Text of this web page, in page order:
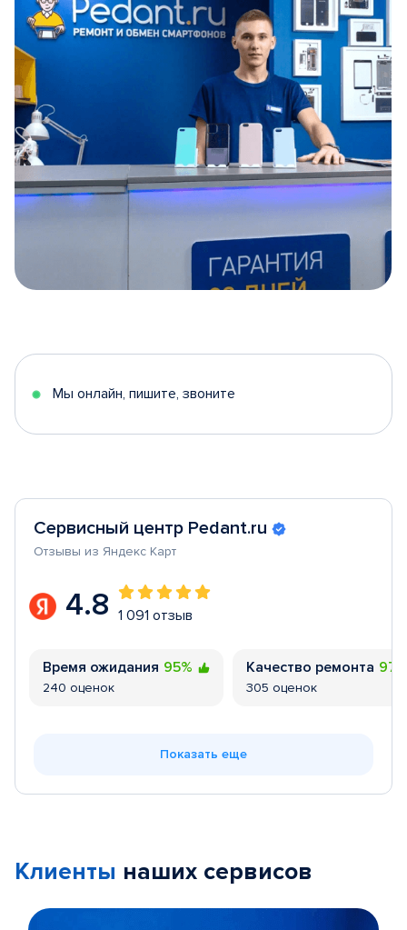
5
Мы онлайн, пишите, звоните
Сервисный центр Pedant.ru
Отзывы из Яндекс Карт
4.8 1 091 отзыв
Время ожидания 95%
240 оценок
Качество ремонта
305 оценок
Показать еще
Клиенты наших сервисов